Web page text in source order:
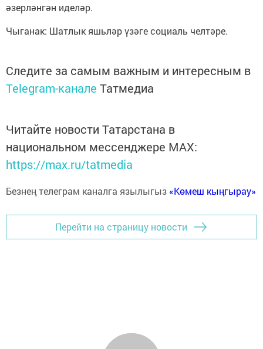
әзерләнгән иделәр.
Чыганак: Шатлык яшьләр үзәге социаль челтәре.
Следите за самым важным и интересным в
Telegram-канале Татмедиа
Читайте новости Татарстана в
национальном мессенджере MАХ:
https://max.ru/tatmedia
Безнең телеграм каналга язылыгыз «Көмеш кыңгырау»
Перейти на страницу новости